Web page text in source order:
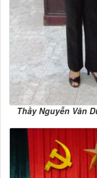
Thầy Nguyễn Văn